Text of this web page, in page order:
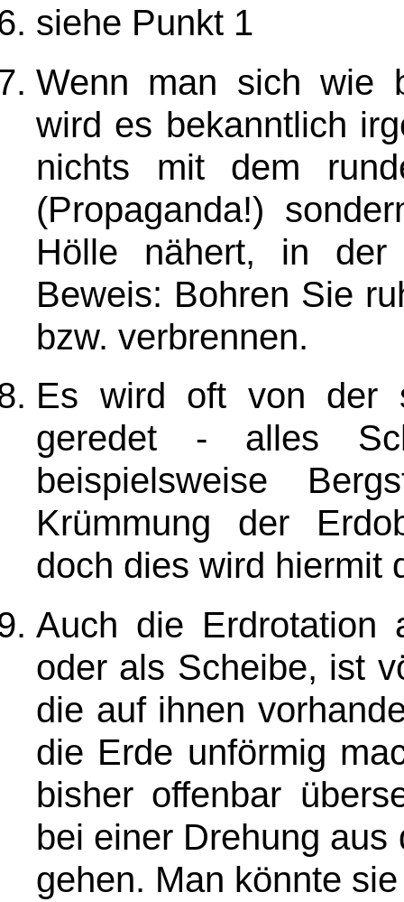
siehe Punkt 1
Wenn man sich wie
wird es bekanntlich
nichts mit dem
(Propaganda!)
Hölle nähert, in
Beweis: Bohren Sie
bzw. verbrennen.
Es wird oft von der
geredet - alles
beispielsweise
Krümmung der
doch dies wird hiermit
Auch die
oder als Scheibe, ist
die auf ihnen
die Erde unförmig
bisher offenbar
bei einer Drehung
gehen. Man könnte